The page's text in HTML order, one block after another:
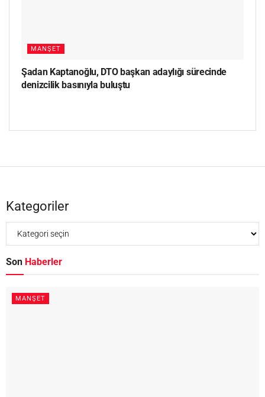
MANŞET
Şadan Kaptanoğlu, DTO başkan adaylığı sürecinde
denizcilik basınıyla buluştu
Kategoriler
Son Haberler
MANŞET